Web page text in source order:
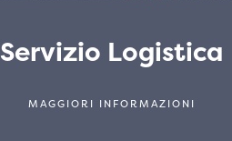
Servizio Logistica
MAGGIORI INFORMAZIONI